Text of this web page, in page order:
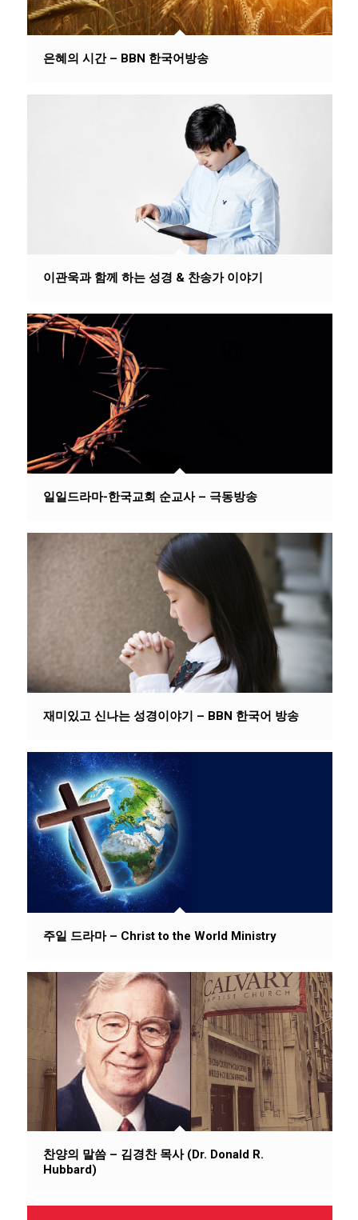
은혜의 시간 – BBN 한국어방송
이관욱과 함께 하는 성경 & 찬송가 이야기
일일드라마-한국교회 순교사 – 극동방송
재미있고 신나는 성경이야기 – BBN 한국어 방송
주일 드라마 – Christ to the World Ministry
찬양의 말씀 – 김경찬 목사 (Dr. Donald R.
Hubbard)